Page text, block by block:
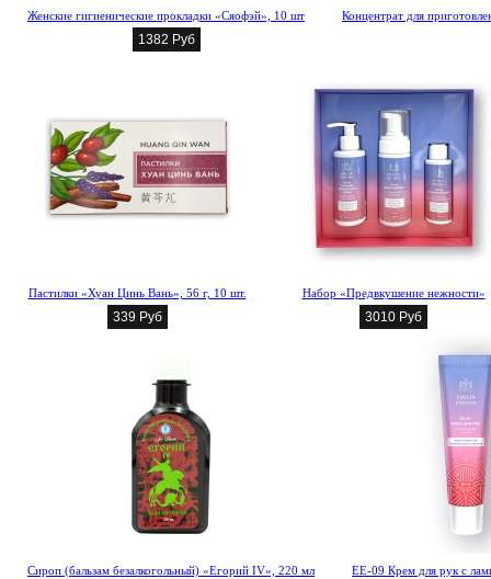
Женские гигиенические прокладки «Сяофэй», 10 шт
1382 Руб
Концентрат для
Пастилки «Хуан Цинь Вань», 56 г, 10 шт.
339 Руб
Набор «Предвкушение нежности»
3010 Руб
Сироп (бальзам безалкогольный) «Егорий IV», 220 мл EE-09 Крем для рук с